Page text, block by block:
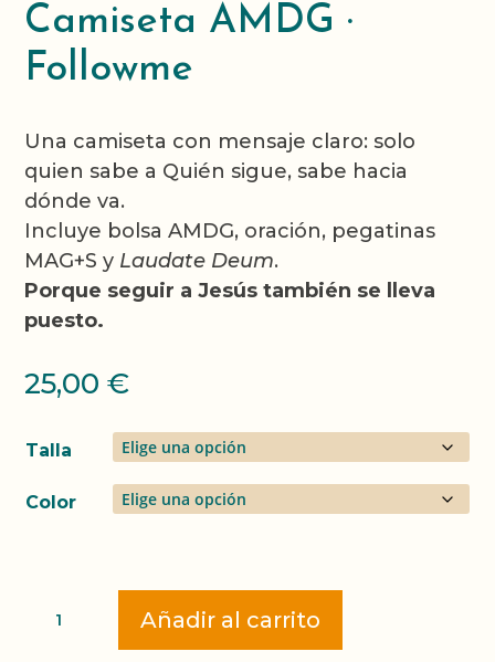
Camiseta AMDG ·
Followme
Una camiseta con mensaje claro: solo
quien sabe a Quién sigue, sabe hacia
dónde va.
Incluye bolsa AMDG, oración, pegatinas
MAG+S y Laudate Deum.
Porque seguir a Jesús también se lleva
puesto.
25,00€
Talla
Color
Añadir al carrito